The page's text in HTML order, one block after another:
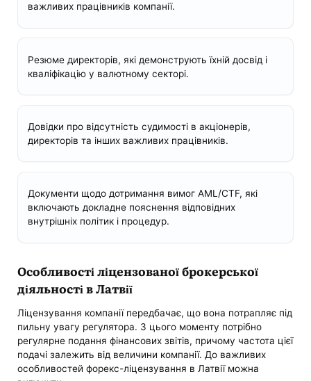
важливих працівників компанії.
Резюме директорів, які демонструють їхній досвід і
кваліфікацію у валютному секторі.
Довідки про відсутність судимості в акціонерів,
директорів та інших важливих працівників.
Документи щодо дотримання вимог AML/CTF, які
включають докладне пояснення відповідних
внутрішніх політик і процедур.
Особливості ліцензованої брокерської
діяльності в Латвії
Ліцензування компанії передбачає, що вона потрапляє під
пильну увагу регулятора. З цього моменту потрібно
регулярне подання фінансових звітів, причому частота цієї
подачі залежить від величини компанії. До важливих
особливостей форекс-ліцензування в Латвії можна